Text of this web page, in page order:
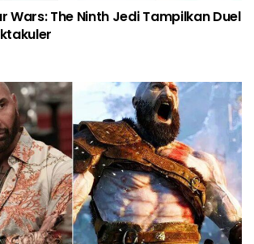
Wars: The Ninth Jedi Tampilkan Duel